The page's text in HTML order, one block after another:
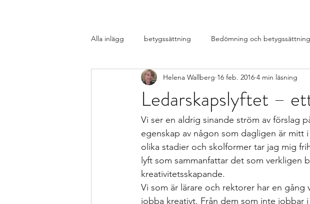
Alla inlägg betygssättning Bedömning och betygssättning
Design av lektioner, uppgifter, mat Design av lektioner
Formativ bedömning som förhållnings differentierad
Kollegialt lärande Istället för elevärenden till elevh
specialpedagogen och försteläraren Skoldebatt
Ledarskapslyftet –
Helena Wallberg 16 feb. 2016 4 min läsning
Vi ser en aldrig sinande ström av förslag
egenskap av någon som dagligen är mitt
olika stadier och skolformer tar jag mig
lyft som sammanfattar det som verkligen
kreativitetsskapande.
Vi som är lärare och rektorer har en
jobba kreativt. Från dem som inte jobbar